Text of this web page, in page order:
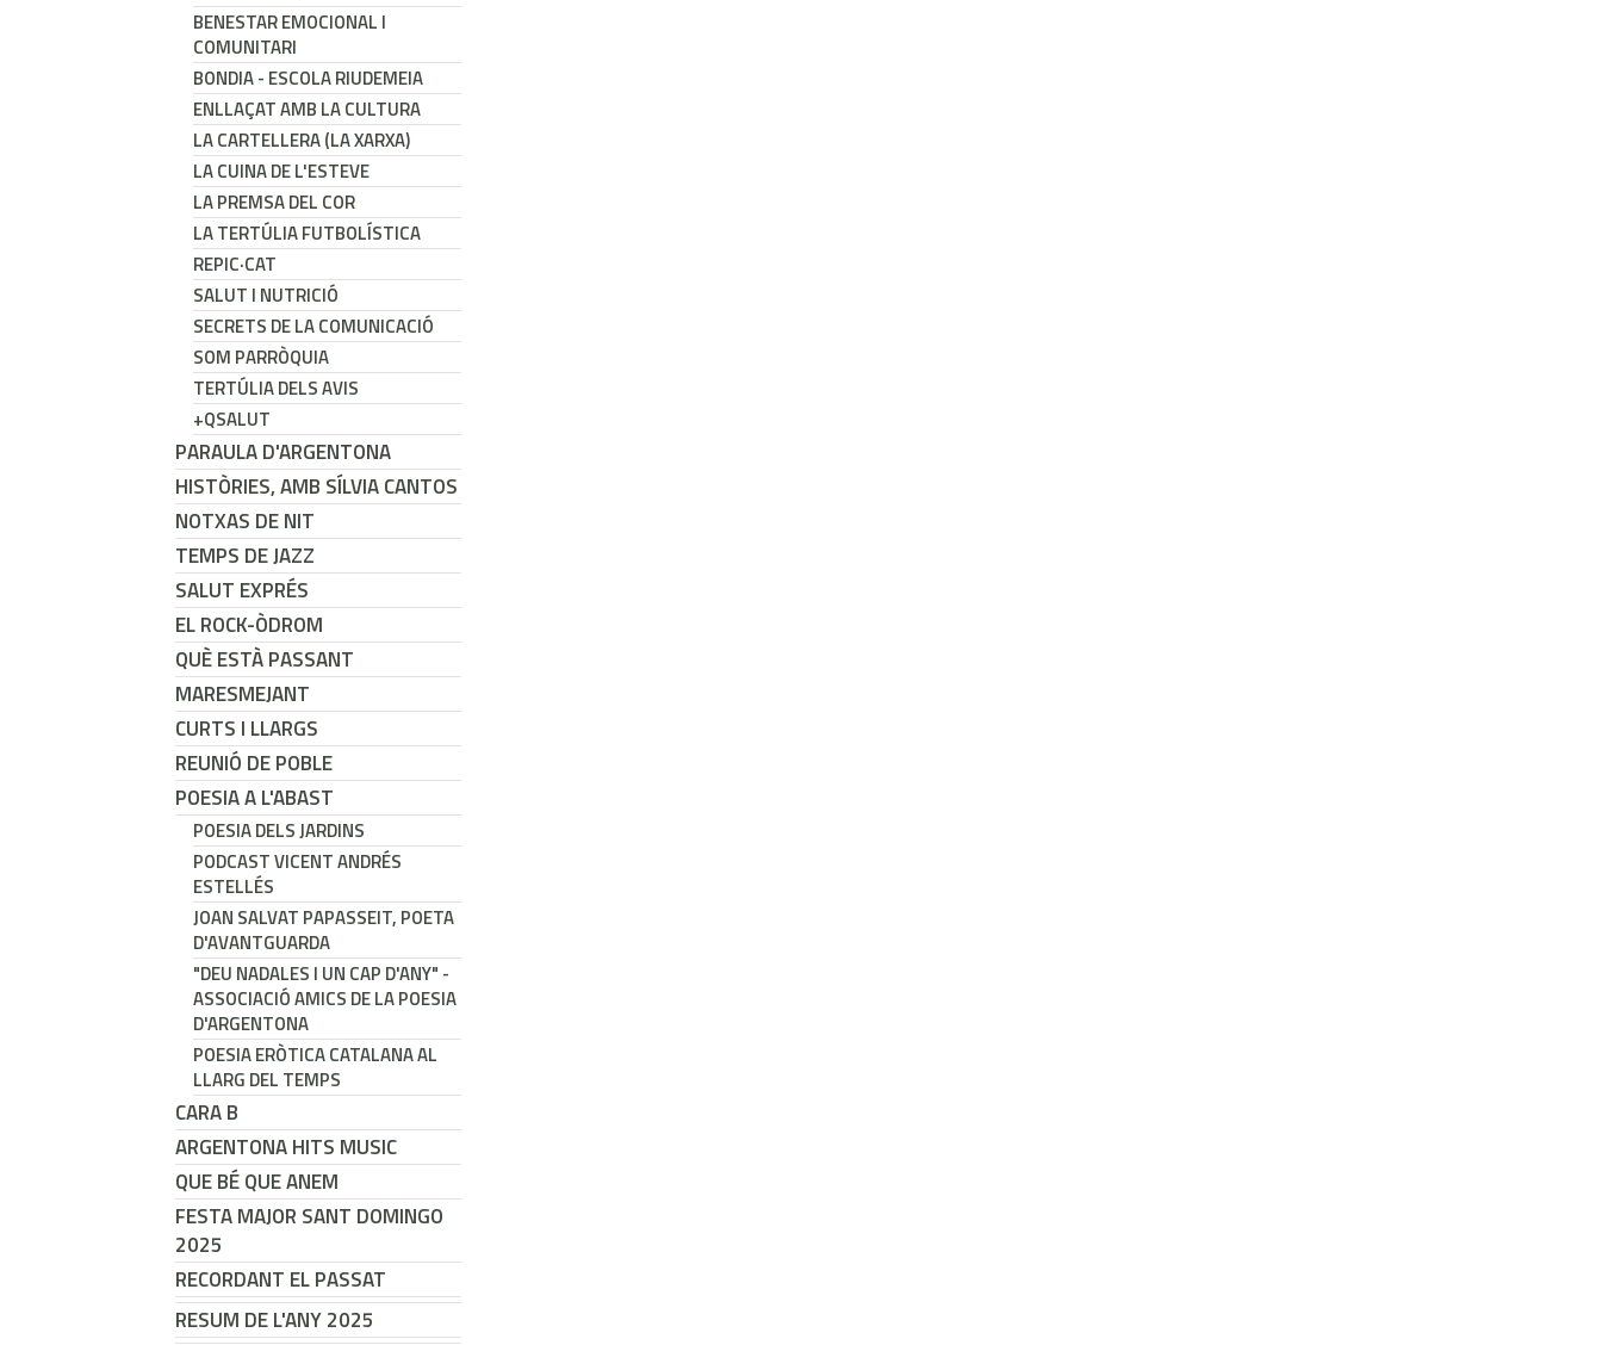
BENESTAR EMOCIONAL I
COMUNITARI
BONDIA - ESCOLA RIUDEMEIA
ENLLAÇAT AMB LA CULTURA
LA CARTELLERA (LA XARXA)
LA CUINA DE L'ESTEVE
LA PREMSA DEL COR
LA TERTÚLIA FUTBOLÍSTICA
REPIC·CAT
SALUT I NUTRICIÓ
SECRETS DE LA COMUNICACIÓ
SOM PARRÒQUIA
TERTÚLIA DELS AVIS
+QSALUT
PARAULA D'ARGENTONA
HISTÒRIES, AMB SÍLVIA CANTOS
NOTXAS DE NIT
TEMPS DE JAZZ
SALUT EXPRÉS
EL ROCK-ÒDROM
QUÈ ESTÀ PASSANT
MARESMEJANT
CURTS I LLARGS
REUNIÓ DE POBLE
POESIA A L'ABAST
POESIA DELS JARDINS
PODCAST VICENT ANDRÉS
ESTELLÉS
JOAN SALVAT PAPASSEIT, POETA
D'AVANTGUARDA
"DEU NADALES I UN CAP D'ANY" -
ASSOCIACIÓ AMICS DE LA POESIA
D'ARGENTONA
POESIA ERÒTICA CATALANA AL
LLARG DEL TEMPS
CARA B
ARGENTONA HITS MUSIC
QUE BÉ QUE ANEM
FESTA MAJOR SANT DOMINGO
2025
RECORDANT EL PASSAT
RESUM DE L'ANY 2025